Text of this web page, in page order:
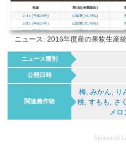
ニュース: 2016年度産の果物生産
ニュース種別
公開日時
関連農作物
梅 みかん り
桃 すもも さ
メロ
Sponsored